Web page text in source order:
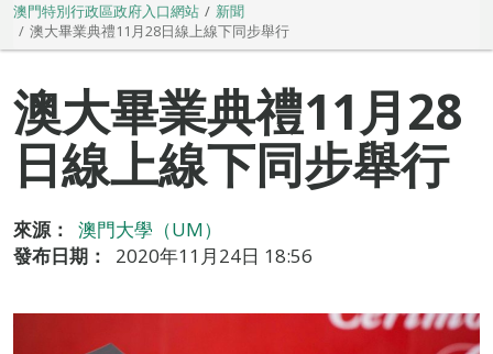
澳門特別行政區政府入口網站
新聞
澳大畢業典禮11月28日線上線下同步舉行
澳大畢業典禮11月28
日線上線下同步舉行
來源：
澳門大學（UM）
發布日期：
2020年11月24日 18:56